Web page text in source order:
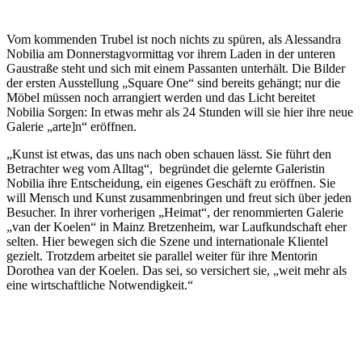
Vom kommenden Trubel ist noch nichts zu spüren, als Alessandra
Nobilia am Donnerstagvormittag vor ihrem Laden in der unteren
Gaustraße steht und sich mit einem Passanten unterhält. Die Bilder
der ersten Ausstellung „Square One“ sind bereits gehängt; nur die
Möbel müssen noch arrangiert werden und das Licht bereitet
Nobilia Sorgen: In etwas mehr als 24 Stunden will sie hier ihre neue
Galerie „arte]n“ eröffnen.
„Kunst ist etwas, das uns nach oben schauen lässt. Sie führt den
Betrachter weg vom Alltag“, begründet die gelernte Galeristin
Nobilia ihre Entscheidung, ein eigenes Geschäft zu eröffnen. Sie
will Mensch und Kunst zusammenbringen und freut sich über jeden
Besucher. In ihrer vorherigen „Heimat“, der renommierten Galerie
„van der Koelen“ in Mainz Bretzenheim, war Laufkundschaft eher
selten. Hier bewegen sich die Szene und internationale Klientel
gezielt. Trotzdem arbeitet sie parallel weiter für ihre Mentorin
Dorothea van der Koelen. Das sei, so versichert sie, „weit mehr als
eine wirtschaftliche Notwendigkeit.“